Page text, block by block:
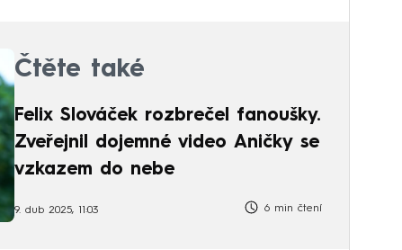
Čtěte také
Felix Slováček rozbrečel fanoušky.
Zveřejnil dojemné video Aničky se
vzkazem do nebe
9. dub 2025, 11:03 6 min čtení